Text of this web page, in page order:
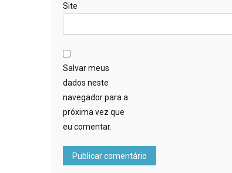
Site
Salvar meus
dados neste
navegador para a
próxima vez que
eu comentar.